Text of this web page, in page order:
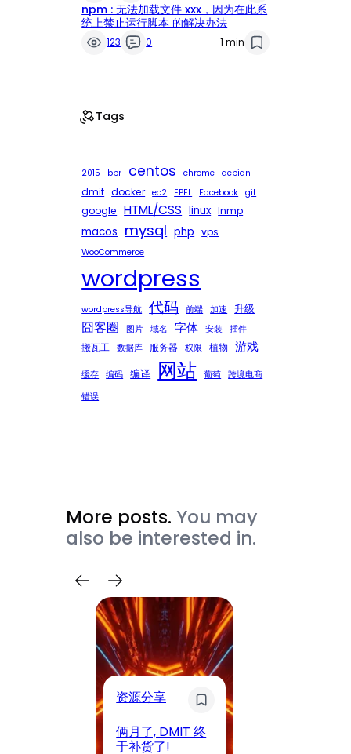
npm : 无法加载文件 xxx，因为在此系
统上禁止运行脚本 的解决办法
123 0 1 min
Tags
2015 bbr centos chrome debian
dmit docker ec2 EPEL Facebook git
google HTML/CSS linux lnmp
macos mysql php vps
WooCommerce
wordpress
wordpress导航 代码 前端 加速 升级
囧客圈 图片 域名 字体 安装 插件
搬瓦工 数据库 服务器 权限 植物 游戏
缓存 编码 编译 网站 葡萄
跨境电商
错误
More posts. You may
also be interested in.
资源分享
俩月了, DMIT 终
于补货了!